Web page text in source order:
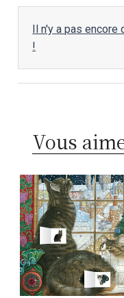
Il n'y a pas encore
!
Vous